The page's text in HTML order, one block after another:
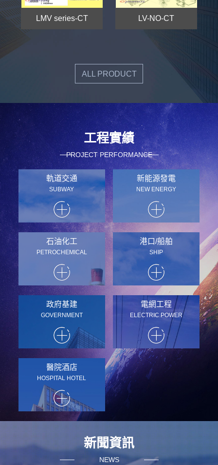
LMV series-CT LV-NO-CT
ALL PRODUCT
工程實績
PROJECT PERFORMANCE
軌道交通
SUBWAY
新能源發電
NEW ENERGY
石油化工
PETROCHEMICAL
港口/船舶
SHIP
政府基建
GOVERNMENT
電網工程
ELECTRIC POWER
醫院酒店
HOSPITAL HOTEL
新聞資訊
NEWS